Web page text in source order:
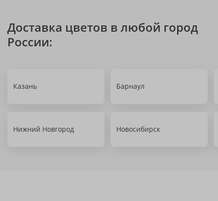
Доставка цветов в любой город
России:
Казань Барнаул
Нижний Новгород Новосибирск